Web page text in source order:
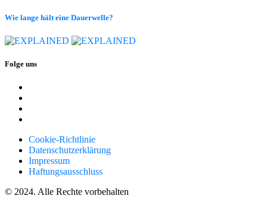
Wie lange hält eine Dauerwelle?
Folge uns
Cookie-Richtlinie
Datenschutzerklärung
Impressum
Haftungsausschluss
© 2024. Alle Rechte vorbehalten